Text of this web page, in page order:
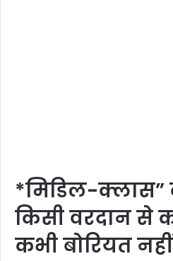
*मिडिल-क्लास”
किसी वरदान से
कभी बोरियत